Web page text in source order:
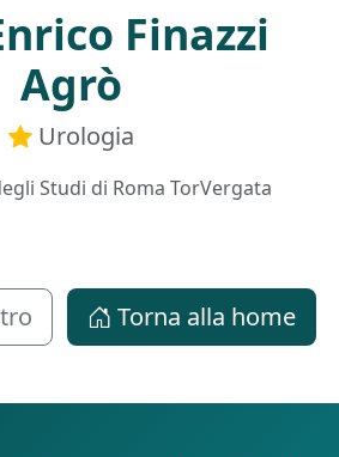
Finazzi
Agrò
Urologia
Studi di Roma TorVergata
Torna alla home